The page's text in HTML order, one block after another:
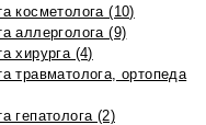
косметолога (10)
аллерголога (9)
хирурга (4)
травматолога, ортопеда
гепатолога (2)